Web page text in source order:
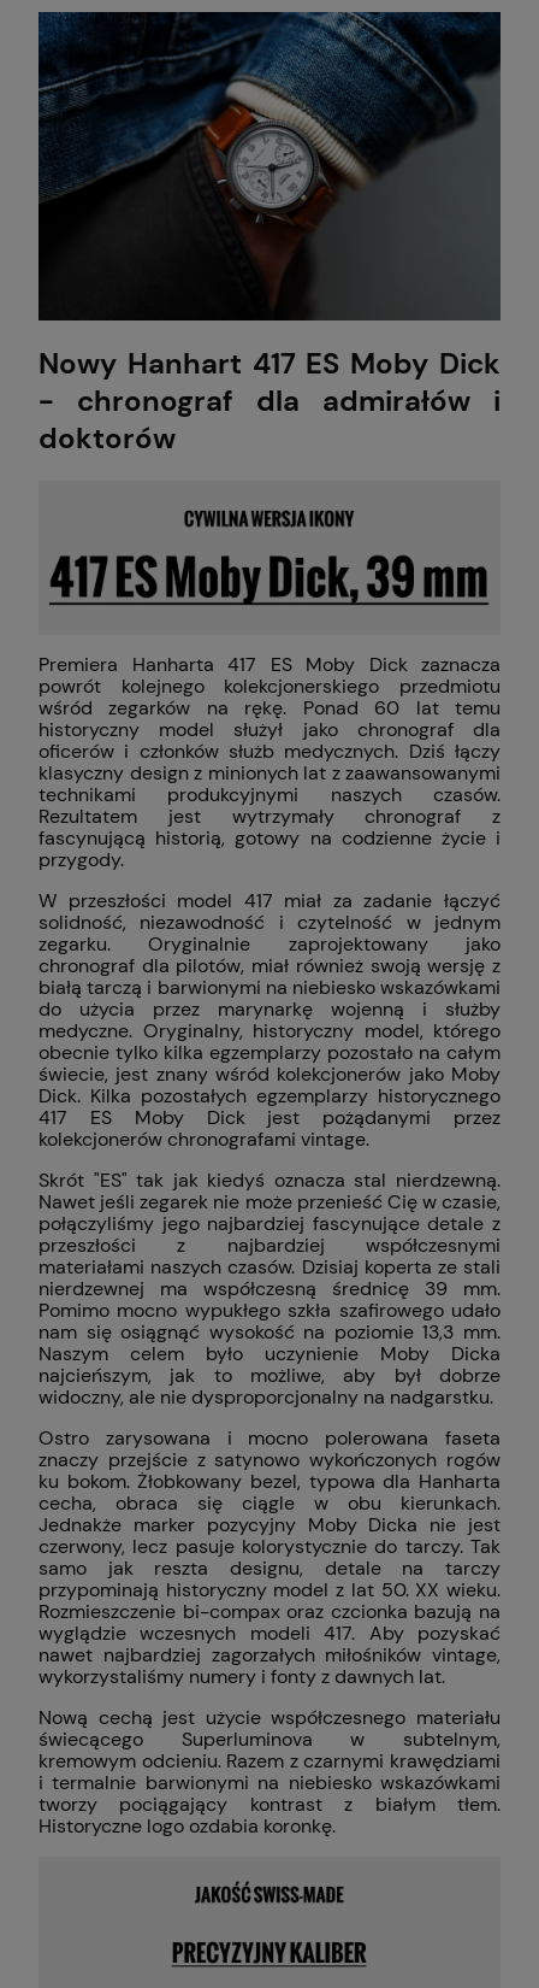
Nowy Hanhart 417 ES Moby Dick
- chronograf dla admirałów i
doktorów
Premiera Hanharta 417 ES Moby Dick zaznacza
powrót kolejnego kolekcjonerskiego przedmiotu
wśród zegarków na rękę. Ponad 60 lat temu
historyczny model służył jako chronograf dla
oficerów i członków służb medycznych. Dziś łączy
klasyczny design z minionych lat z zaawansowanymi
technikami produkcyjnymi naszych czasów.
Rezultatem jest wytrzymały chronograf z
fascynującą historią, gotowy na codzienne życie i
przygody.
W przeszłości model 417 miał za zadanie łączyć
solidność, niezawodność i czytelność w jednym
zegarku. Oryginalnie zaprojektowany jako
chronograf dla pilotów, miał również swoją wersję z
białą tarczą i barwionymi na niebiesko wskazówkami
do użycia przez marynarkę wojenną i służby
medyczne. Oryginalny, historyczny model, którego
obecnie tylko kilka egzemplarzy pozostało na całym
świecie, jest znany wśród kolekcjonerów jako Moby
Dick. Kilka pozostałych egzemplarzy historycznego
417 ES Moby Dick jest pożądanymi przez
kolekcjonerów chronografami vintage.
Skrót "ES" tak jak kiedyś oznacza stal nierdzewną.
Nawet jeśli zegarek nie może przenieść Cię w czasie,
połączyliśmy jego najbardziej fascynujące detale z
przeszłości z najbardziej współczesnymi
materiałami naszych czasów. Dzisiaj koperta ze stali
nierdzewnej ma współczesną średnicę 39 mm.
Pomimo mocno wypukłego szkła szafirowego udało
nam się osiągnąć wysokość na poziomie 13,3 mm.
Naszym celem było uczynienie Moby Dicka
najcieńszym, jak to możliwe, aby był dobrze
widoczny, ale nie dysproporcjonalny na nadgarstku.
Ostro zarysowana i mocno polerowana faseta
znaczy przejście z satynowo wykończonych rogów
ku bokom. Żłobkowany bezel, typowa dla Hanharta
cecha, obraca się ciągle w obu kierunkach.
Jednakże marker pozycyjny Moby Dicka nie jest
czerwony, lecz pasuje kolorystycznie do tarczy. Tak
samo jak reszta designu, detale na tarczy
przypominają historyczny model z lat 50. XX wieku.
Rozmieszczenie bi-compax oraz czcionka bazują na
wyglądzie wczesnych modeli 417. Aby pozyskać
nawet najbardziej zagorzałych miłośników vintage,
wykorzystaliśmy numery i fonty z dawnych lat.
Nową cechą jest użycie współczesnego materiału
świecącego Superluminova w subtelnym,
kremowym odcieniu. Razem z czarnymi krawędziami
i termalnie barwionymi na niebiesko wskazówkami
tworzy pociągający kontrast z białym tłem.
Historyczne logo ozdabia koronkę.